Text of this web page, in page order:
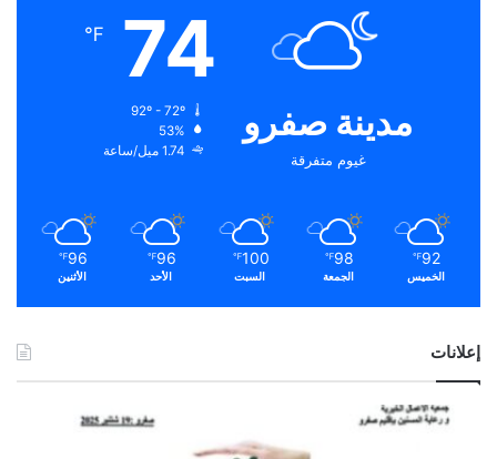
مدينة صفرو
غيوم متفرقة
74
℉
53%
1.74 ميل/ساعة
92
℉
الخميس
98
℉
الجمعة
100
℉
السبت
96
℉
الأحد
96
℉
الأثنين
إعلانات